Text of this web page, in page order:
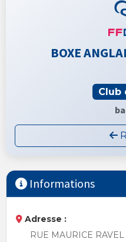
BOXE
Club
Informations
Adresse :
RUE MAURICE RAVEL